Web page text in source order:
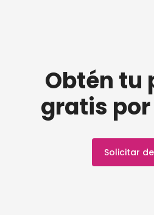
Obtén tu
gratis por
Solicitar